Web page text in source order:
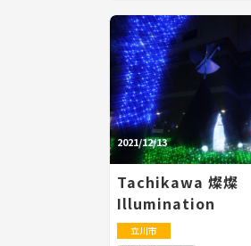
2021/12/13
Tachikawa 燦燦
Illumination
立川市